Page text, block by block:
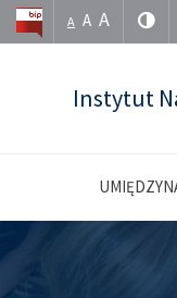
A A A
Instytut